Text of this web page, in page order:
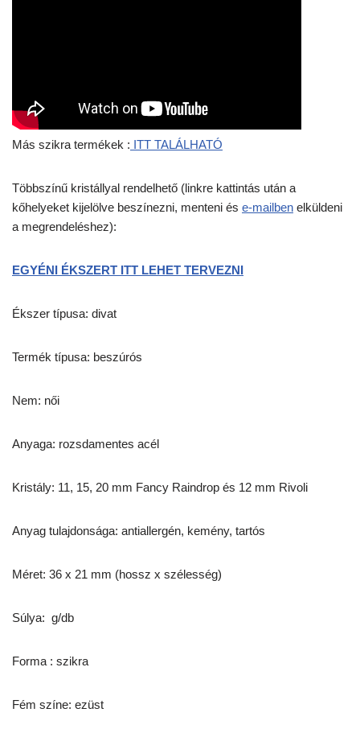
Más szikra termékek : ITT TALÁLHATÓ
Többszínű kristállyal rendelhető (linkre kattintás után a
kőhelyeket kijelölve beszínezni, menteni és e-mailben elküldeni
a megrendeléshez):
EGYÉNI ÉKSZERT ITT LEHET TERVEZNI
Ékszer típusa: divat
Termék típusa: beszúrós
Nem: női
Anyaga: rozsdamentes acél
Kristály: 11, 15, 20 mm Fancy Raindrop és 12 mm Rivoli
Anyag tulajdonsága: antiallergén, kemény, tartós
Méret: 36 x 21 mm (hossz x szélesség)
Súlya: g/db
Forma : szikra
Fém színe: ezüst